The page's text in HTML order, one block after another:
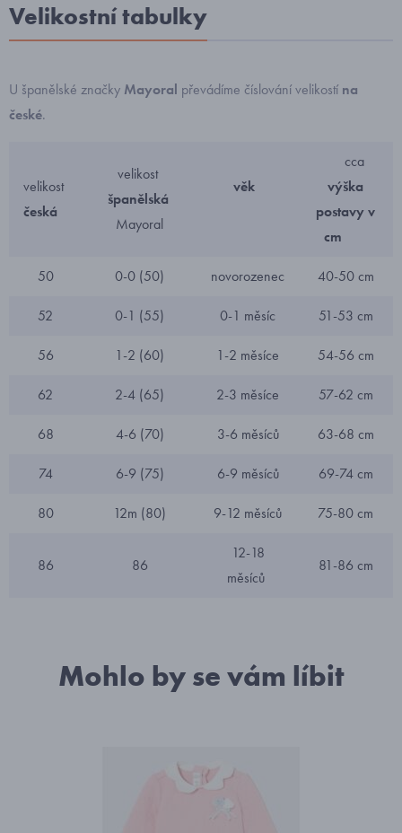
Velikostní tabulky
U španělské značky Mayoral převádíme číslování velikostí na
české.
velikost
česká
velikost
španělská
Mayoral
věk
cca
výška
postavy v
cm
50 0-0 (50) novorozenec 40-50 cm
52 0-1 (55) 0-1 měsíc 51-53 cm
56 1-2 (60) 1-2 měsíce 54-56 cm
62 2-4 (65) 2-3 měsíce 57-62 cm
68 4-6 (70) 3-6 měsíců 63-68 cm
74 6-9 (75) 6-9 měsíců 69-74 cm
80 12m (80) 9-12 měsíců 75-80 cm
86 86
12-18
měsíců
81-86 cm
Mohlo by se vám líbit